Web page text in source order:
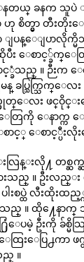
နတယ္ ခနက သူပဲ
ဟု စိတ္မွာ တီးတို
ျပန္ေျပာလိုက္မိ
ေစာင့္ခ်က္ေတြ
ခံသည္ ။ ဉီးက
န္ ခပ္သြက္သြက္ေ
ေလး ဖင္ဝိုင္းေ
ကို ေနာက္က ေစ
စာင့္ ေစာင့္ပီးလို
းလို႔ တစ္ဆက္ဆ
ားသည္ ။ ဦးလည္
စပ္ထဲ လီးထိုးထည့္
သည္ ။ ထို႔ေနာ
ပမဲ့ ဦးကို ခ်စ္မိသြ
ေထြးေပြ႕ကာ
ည္ ။